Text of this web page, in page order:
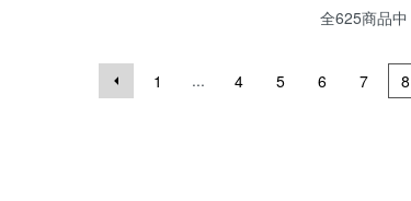
全625商品中
1 ... 4 5 6 7 8